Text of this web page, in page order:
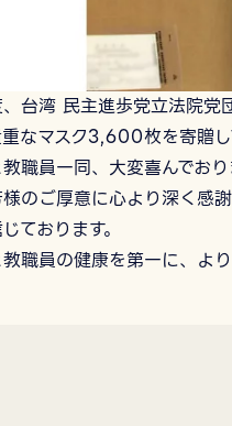
台湾 民主進歩党立法院
なマスク3,600枚を寄贈
職員一同、大変喜んでお
のご厚意に心より深く感
ております。
職員の健康を第一に、よ